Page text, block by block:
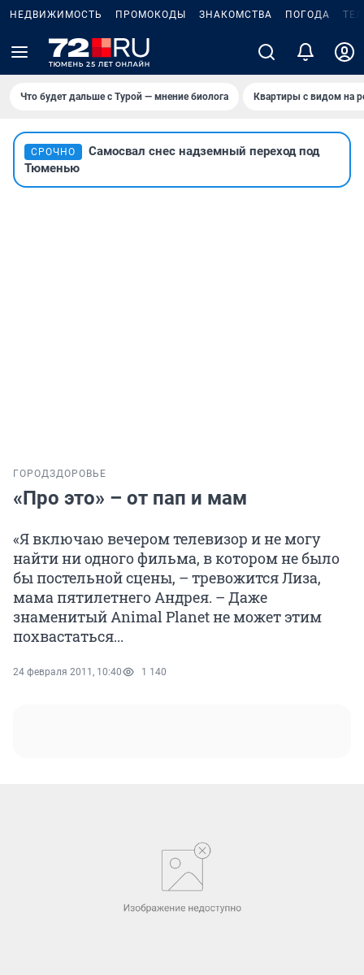
НЕДВИЖИМОСТЬ ПРОМОКОДЫ ЗНАКОМСТВА ПОГОДА
Что будет дальше с Турой — мнение биолога Квартиры с видом на
СРОЧНО
Самосвал снес надземный переход под
Тюменью
ГОРОДЗДОРОВЬЕ
«Про это» – от пап и мам
«Я включаю вечером телевизор и не могу
найти ни одного фильма, в котором не было
бы постельной сцены, – тревожится Лиза,
мама пятилетнего Андрея. – Даже
знаменитый Animal Planet не может этим
похвастаться...
24 февраля 2011, 10:40 1 140